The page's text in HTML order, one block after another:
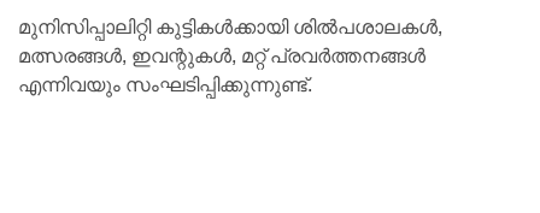
മുനിസിപ്പാലിറ്റി കുട്ടികൾക്കായി ശിൽപശാലകൾ,
മത്സരങ്ങൾ, ഇവന്റുകൾ, മറ്റ് പ്രവർത്തനങ്ങൾ
എന്നിവയും സംഘടിപ്പിക്കുന്നുണ്ട്.